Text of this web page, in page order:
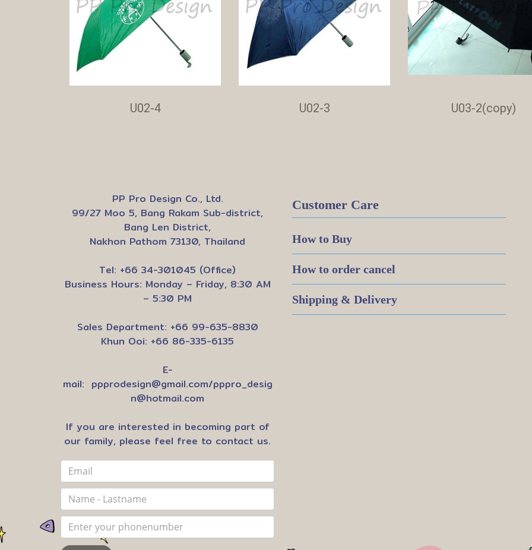
U02-4 U02-3 U03-2(copy)
PP Pro Design Co., Ltd.
99/27 Moo 5, Bang Rakam Sub-district,
Bang Len District,
Nakhon Pathom 73130, Thailand
Tel: +66 34-301045 (Office)
Business Hours: Monday – Friday, 8:30 AM
– 5:30 PM
Sales Department: +66 99-635-8830
Khun Ooi: +66 86-335-6135
E-
mail: ppprodesign@gmail.com/pppro_desig
n@hotmail.com
If you are interested in becoming part of
our family, please feel free to contact us.
Customer Care
How to Buy
How to order cancel
Shipping & Delivery